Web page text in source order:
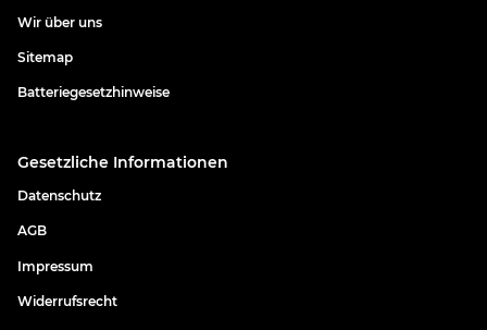
Wir über uns
Sitemap
Batteriegesetzhinweise
Gesetzliche Informationen
Datenschutz
AGB
Impressum
Widerrufsrecht